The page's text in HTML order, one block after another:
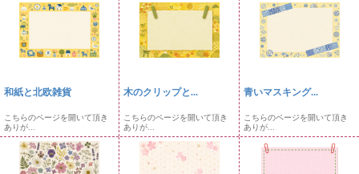
和紙と北欧雑貨
こちらのページを開いて頂き
ありが...
木のクリップと...
こちらのページを開いて頂き
ありが...
青いマスキング...
こちらのページを開いて頂き
ありが...